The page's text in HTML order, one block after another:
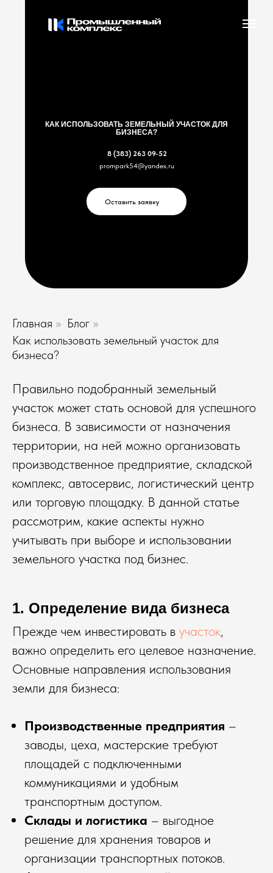
КАК ИСПОЛЬЗОВАТЬ ЗЕМЕЛЬНЫЙ УЧАСТОК ДЛЯ
БИЗНЕСА?
prompark54@yandex.ru
Оставить заявку
8 (383) 263 09-52
Главная » Блог »
Как использовать земельный участок для
бизнеса?
Правильно подобранный земельный
участок может стать основой для успешного
бизнеса. В зависимости от назначения
территории, на ней можно организовать
производственное предприятие, складской
комплекс, автосервис, логистический центр
или торговую площадку. В данной статье
рассмотрим, какие аспекты нужно
учитывать при выборе и использовании
земельного участка под бизнес.
1. Определение вида бизнеса
Прежде чем инвестировать в участок,
важно определить его целевое назначение.
Основные направления использования
земли для бизнеса:
Производственные предприятия –
заводы, цеха, мастерские требуют
площадей с подключенными
коммуникациями и удобным
транспортным доступом.
Склады и логистика – выгодное
решение для хранения товаров и
организации транспортных потоков.